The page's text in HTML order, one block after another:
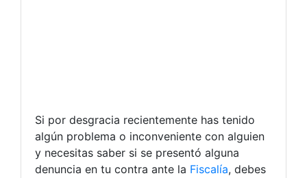
Si por desgracia recientemente has tenido
algún problema o inconveniente con alguien
y necesitas saber si se presentó alguna
denuncia en tu contra ante la Fiscalía, debes